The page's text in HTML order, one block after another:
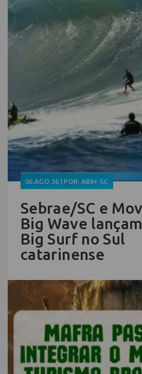
06.AGO.26 | POR: ABIH-SC
Sebrae/SC e
Big Wave
Big Surf no Sul
catarinense